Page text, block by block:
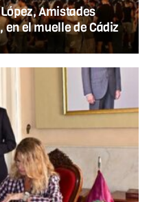
Amistades
en el muelle de Cádiz